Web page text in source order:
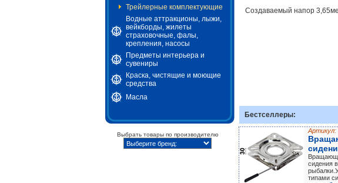
Трейлерные комплектующие
Водные аттракционы, лыжи,
вейкборды, жилеты
страховочные, фалы,
крепления, насосы
Предметы интерьера и
сувениры
Краска, чистящие и моющие
средства
Масла
Выбрать товары по производителю
Создаваемый напор
Бестселлеры:
Артикул:
сидения
типами